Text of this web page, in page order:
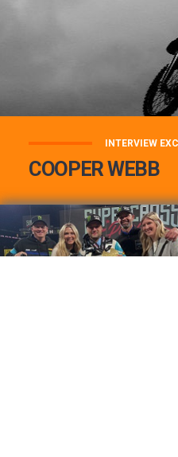
INTERVIEW
COOPER WEBB